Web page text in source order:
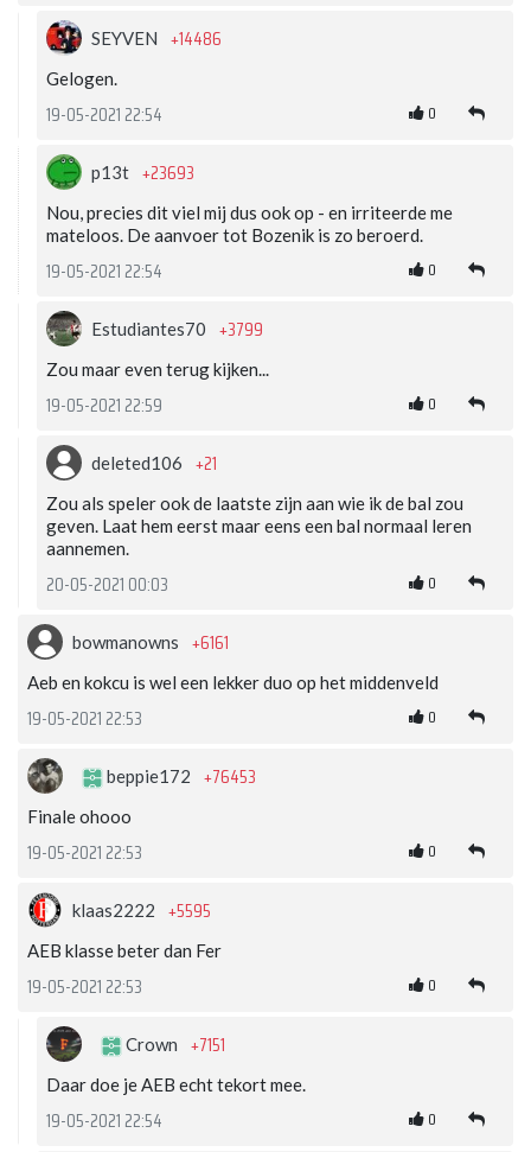
SEYVEN +14486
Gelogen.
19-05-2021 22:54 0
p13t +23693
Nou, precies dit viel mij dus ook op - en irriteerde me
mateloos. De aanvoer tot Bozenik is zo beroerd.
19-05-2021 22:54 0
Estudiantes70 +3799
Zou maar even terug kijken...
19-05-2021 22:59 0
deleted106 +21
Zou als speler ook de laatste zijn aan wie ik de bal zou
geven. Laat hem eerst maar eens een bal normaal leren
aannemen.
20-05-2021 00:03 0
bowmanowns +6161
Aeb en kokcu is wel een lekker duo op het middenveld
19-05-2021 22:53 0
beppie172 +76453
Finale ohooo
19-05-2021 22:53 0
klaas2222 +5595
AEB klasse beter dan Fer
19-05-2021 22:53 0
Crown +7151
Daar doe je AEB echt tekort mee.
19-05-2021 22:54 0